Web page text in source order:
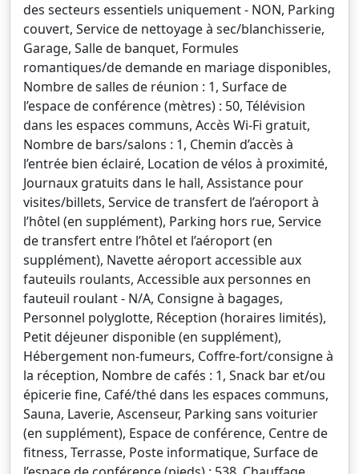
des secteurs essentiels uniquement - NON, Parking
couvert, Service de nettoyage à sec/blanchisserie,
Garage, Salle de banquet, Formules
romantiques/de demande en mariage disponibles,
Nombre de salles de réunion : 1, Surface de
l’espace de conférence (mètres) : 50, Télévision
dans les espaces communs, Accès Wi-Fi gratuit,
Nombre de bars/salons : 1, Chemin d’accès à
l’entrée bien éclairé, Location de vélos à proximité,
Journaux gratuits dans le hall, Assistance pour
visites/billets, Service de transfert de l’aéroport à
l’hôtel (en supplément), Parking hors rue, Service
de transfert entre l’hôtel et l’aéroport (en
supplément), Navette aéroport accessible aux
fauteuils roulants, Accessible aux personnes en
fauteuil roulant - N/A, Consigne à bagages,
Personnel polyglotte, Réception (horaires limités),
Petit déjeuner disponible (en supplément),
Hébergement non-fumeurs, Coffre-fort/consigne à
la réception, Nombre de cafés : 1, Snack bar et/ou
épicerie fine, Café/thé dans les espaces communs,
Sauna, Laverie, Ascenseur, Parking sans voiturier
(en supplément), Espace de conférence, Centre de
fitness, Terrasse, Poste informatique, Surface de